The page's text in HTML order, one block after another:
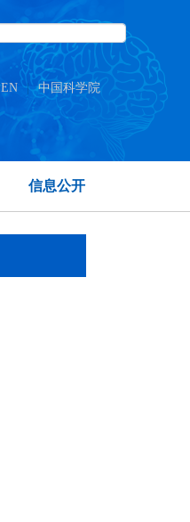
EN | 中国科学院
信息公开